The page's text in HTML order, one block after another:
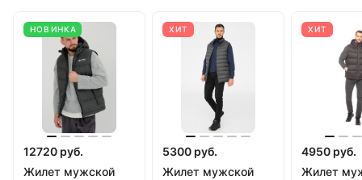
НОВИНКА
12720 руб.
Жилет мужской
ХИТ
5300 руб.
Жилет мужской
ХИТ
4950 руб.
Жилет